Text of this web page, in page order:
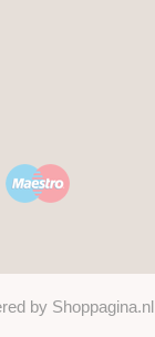
by Shoppagina.nl